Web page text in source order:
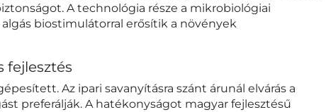
A technológia része a mikrobiológiai
biostimulátorral erősítik a növények
fejlesztés
Az ipari savanyításra szánt árunál elvárás a
preferálják. A hatékonyságot magyar fejlesztésű